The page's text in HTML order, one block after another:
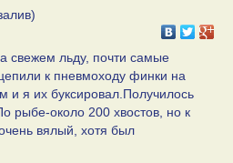
свежем льду, почти самые
к пневмоходу финки на
и я их буксировал.Получилось
рыбе-около 200 хвостов, но к
вялый, хотя был